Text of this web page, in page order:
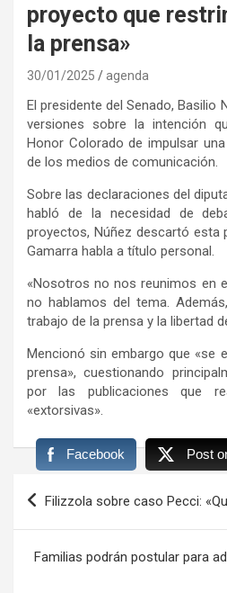
proyecto que
la prensa»
30/01/2025 agenda
El presidente del Senado, Basilio
versiones sobre la intención
Honor Colorado de impulsar
de los medios de comunicación.
Sobre las declaraciones del
habló de la necesidad de
proyectos, Núñez descartó esta
Gamarra habla a título personal.
«Nosotros no nos reunimos en
no hablamos del tema.
trabajo de la prensa y la libertad
Mencionó sin embargo que «se
prensa», cuestionando
por las publicaciones que
«extorsivas».
Facebook Post
Navegación
Filizzola sobre caso Pecci:
Familias podrán postular para